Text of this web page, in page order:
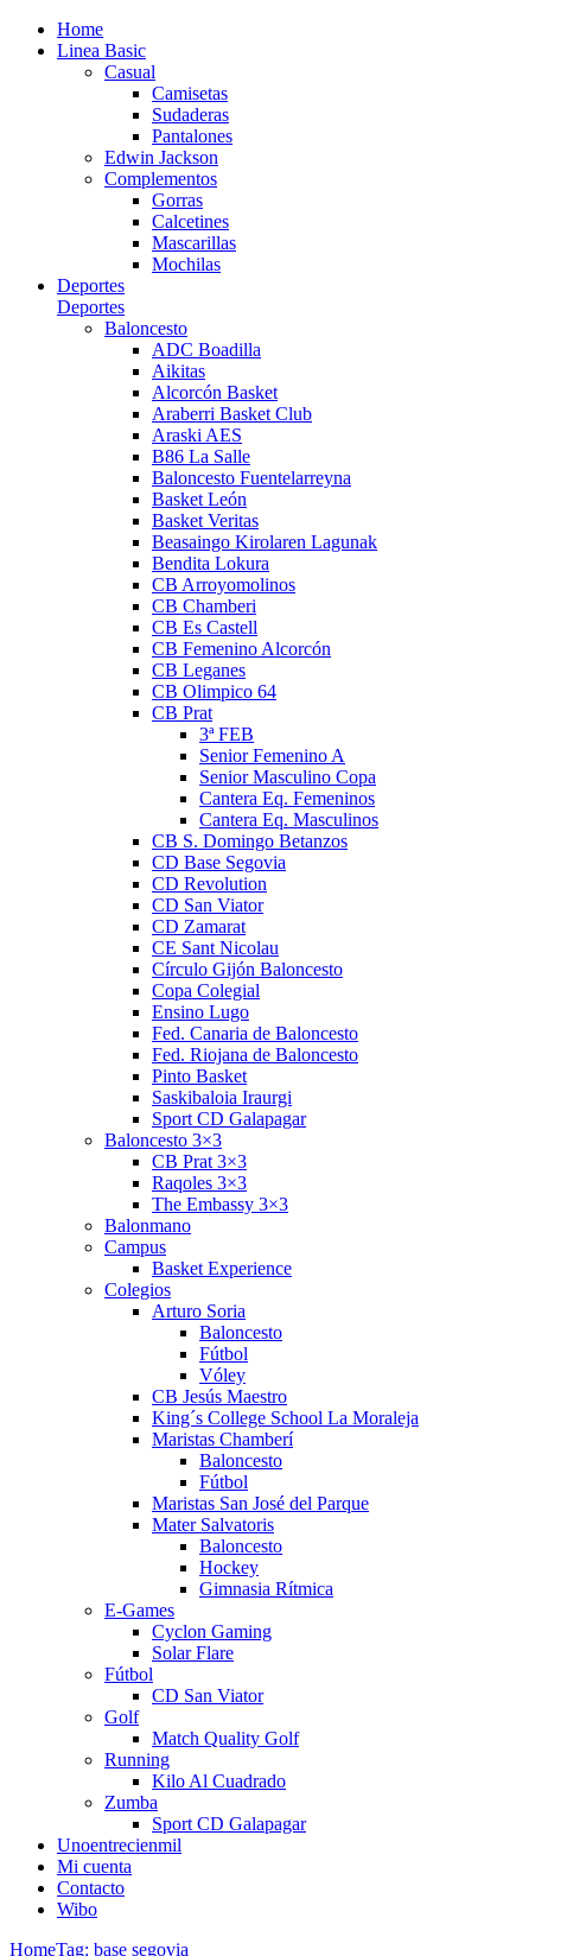
Home
Linea Basic
Casual
Camisetas
Sudaderas
Pantalones
Edwin Jackson
Complementos
Gorras
Calcetines
Mascarillas
Mochilas
Deportes
Deportes
Baloncesto
ADC Boadilla
Aikitas
Alcorcón Basket
Araberri Basket Club
Araski AES
B86 La Salle
Baloncesto Fuentelarreyna
Basket León
Basket Veritas
Beasaingo Kirolaren Lagunak
Bendita Lokura
CB Arroyomolinos
CB Chamberi
CB Es Castell
CB Femenino Alcorcón
CB Leganes
CB Olimpico 64
CB Prat
3ª FEB
Senior Femenino A
Senior Masculino Copa
Cantera Eq. Femeninos
Cantera Eq. Masculinos
CB S. Domingo Betanzos
CD Base Segovia
CD Revolution
CD San Viator
CD Zamarat
CE Sant Nicolau
Círculo Gijón Baloncesto
Copa Colegial
Ensino Lugo
Fed. Canaria de Baloncesto
Fed. Riojana de Baloncesto
Pinto Basket
Saskibaloia Iraurgi
Sport CD Galapagar
Baloncesto 3×3
CB Prat 3×3
Raqoles 3×3
The Embassy 3×3
Balonmano
Campus
Basket Experience
Colegios
Arturo Soria
Baloncesto
Fútbol
Vóley
CB Jesús Maestro
King´s College School La Moraleja
Maristas Chamberí
Baloncesto
Fútbol
Maristas San José del Parque
Mater Salvatoris
Baloncesto
Hockey
Gimnasia Rítmica
E-Games
Cyclon Gaming
Solar Flare
Fútbol
CD San Viator
Golf
Match Quality Golf
Running
Kilo Al Cuadrado
Zumba
Sport CD Galapagar
Unoentrecienmil
Mi cuenta
Contacto
Wibo
HomeTag: base segovia